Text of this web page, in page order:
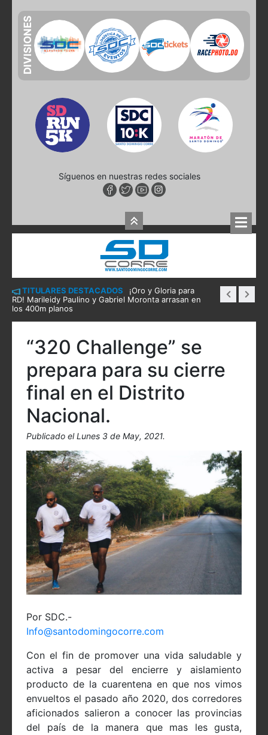
DIVISIONES
Síguenos en nuestras redes sociales
TITULARES DESTACADOS
¡Oro y Gloria para
RD! Marileidy Paulino y Gabriel Moronta arrasan en
los 400m planos
“320 Challenge” se
prepara para su cierre
final en el Distrito
Nacional.
Publicado el Lunes 3 de May, 2021.
Por SDC.-
Info@santodomingocorre.com
Con el fin de promover una vida saludable y
activa a pesar del encierre y aislamiento
producto de la cuarentena en que nos vimos
envueltos el pasado año 2020, dos corredores
aficionados salieron a conocer las provincias
del país de la manera que mas les gusta,